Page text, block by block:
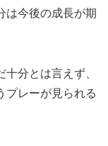
は今後の成長が期
分とは言えず、
プレーが見られる